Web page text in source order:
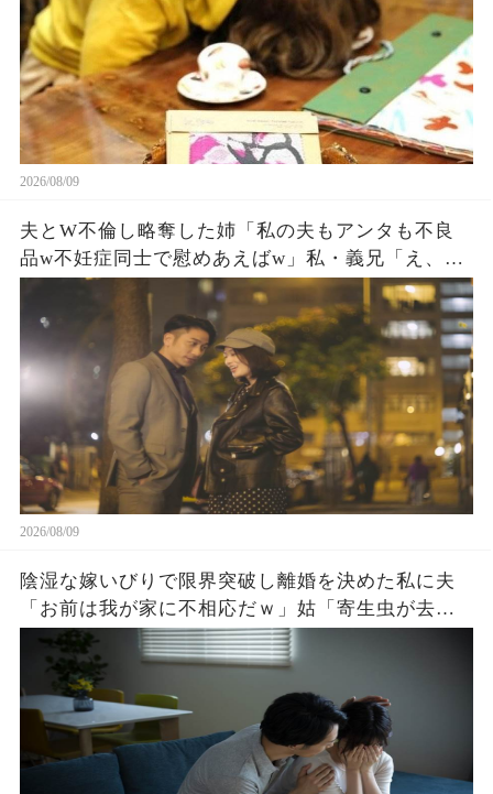
2026/08/09
夫とW不倫し略奪した姉「私の夫もアンタも不良
品w不妊症同士で慰めあえばw」私・義兄「え、知
らないの？」直後、姉と夫が顔面蒼白に
2026/08/09
陰湿な嫁いびりで限界突破し離婚を決めた私に夫
「お前は我が家に不相応だｗ」姑「寄生虫が去っ
てせいせいするw」直後→弟「迎えに来たよ」ドア
が開くと夫が足元から崩れ落ちｗ